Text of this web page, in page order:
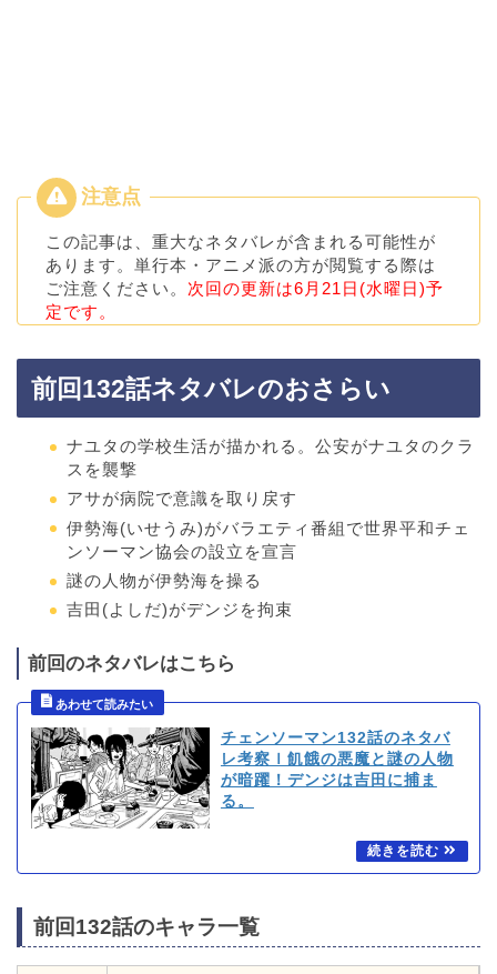
この記事は、重大なネタバレが含まれる可能性が
あります。単行本・アニメ派の方が閲覧する際は
ご注意ください。 次回の更新は6月21日(水曜日)予
定です。
前回132話ネタバレのおさらい
ナユタの学校生活が描かれる。公安がナユタのクラ
スを襲撃
アサが病院で意識を取り戻す
伊勢海(いせうみ)がバラエティ番組で世界平和チェ
ンソーマン協会の設立を宣言
謎の人物が伊勢海を操る
吉田(よしだ)がデンジを拘束
前回のネタバレはこちら
チェンソーマン132話のネタバ
レ考察ｌ飢餓の悪魔と謎の人物
が暗躍！デンジは吉田に捕ま
る。
前回132話のキャラ一覧